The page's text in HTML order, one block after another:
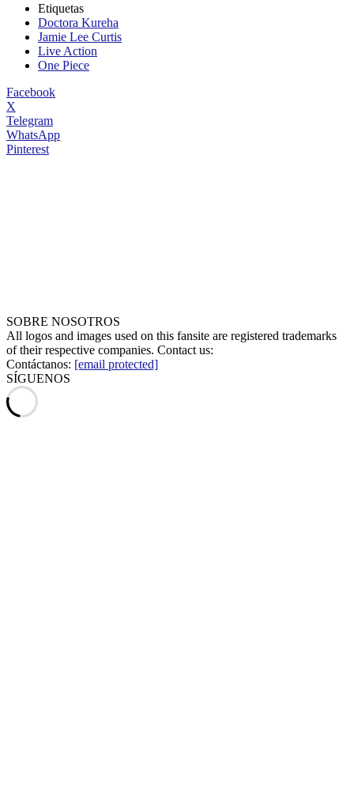
Etiquetas
Doctora Kureha
Jamie Lee Curtis
Live Action
One Piece
Facebook
X
Telegram
WhatsApp
Pinterest
SOBRE NOSOTROS
All logos and images used on this fansite are registered trademarks
of their respective companies. Contact us:
Contáctanos: [email protected]
SÍGUENOS